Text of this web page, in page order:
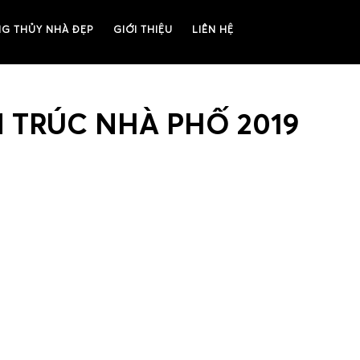
THỦY NHÀ ĐẸP GIỚI THIỆU LIÊN HỆ
NHÀ PHỐ 2019